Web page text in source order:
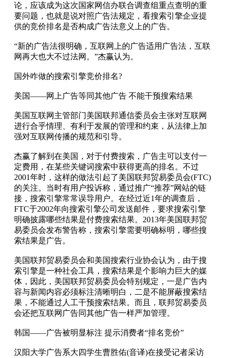
论，应该成为这次国家网信办联合调查组重点查明的重
要问题，也就是说对照广告法规定，看搜索引擎企业提
供的竞价排名是否构成广告法意义上的广告。
“新的广告法很明确，互联网上的广告适用广告法，互联
网再大也大不过法网。”杰赢认为。
国外咋做的搜索引擎竞价排名?
美国——网上广告等同其他广告 不能干预搜索结果
美国互联网主管部门美国联邦通信委员会主张对互联网
进行合乎情理、有利于发展的管理和约束，从法律上加
强对互联网传播的规范和引导。
杰赢了解到在美国，对于付费搜索，广告主可以支付一
定费用，在某些关键词搜索中获得更高的排名。不过
2001年时，这样的做法引起了美国联邦贸易委员会(FTC)
的关注。当时有用户投诉称，通过推广“推荐”网站的链
接，搜索引擎常常误导用户。在经过近1年的调查后，
FTC于2002年向搜索引擎公司发送邮件，要求搜索引擎
明确披露哪些结果是付费搜索结果。2013年美国联邦贸
易委员会发布警告称，搜索引擎需要明确标明，哪些搜
索结果是广告。
美国联邦贸易委员会和美国搜索行业协会认为，由于搜
索引擎是一种社会工具，搜索结果是个影响力巨大的媒
体，因此，美国联邦贸易委员会特别规定，一是广告内
容与新闻内容必须标注清晰明白，二是不能屏蔽搜索结
果，不能通过人工干预搜索结果。而且，联邦贸易委员
会还把互联网广告同其他广告一样严加管理。
韩国——广告被明显标注 提示消费者“排名竞价”
汉阳大学广告系大四学生曹胜佑(音译)在接受记者采访